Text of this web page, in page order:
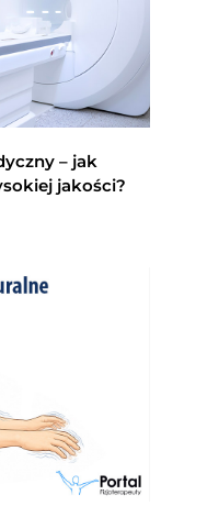
– jak
jakości?